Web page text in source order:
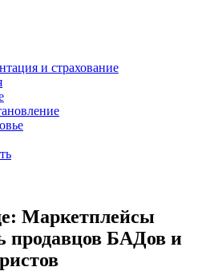
и страхование
Маркетплейсы
продавцов БАДов и